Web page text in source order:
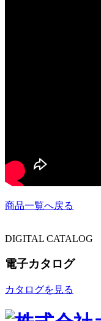
商品一覧へ戻る
DIGITAL CATALOG
電子カタログ
カタログを見る